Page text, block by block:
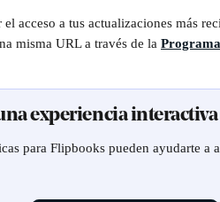
acceso a tus actualizaciones más
misma URL a través de la
experiencia
para Flipbooks pueden ayudarte a